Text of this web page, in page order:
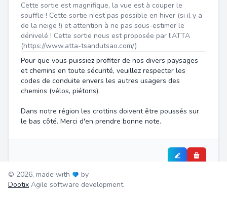
Cette sortie est magnifique, la vue est à couper le
souffle ! Cette sortie n'est pas possible en hiver (si il y a
de la neige !) et attention à ne pas sous-estimer le
dénivelé ! Cette sortie nous est proposée par l'ATTA
(https://www.atta-tsandutsao.com/)
Pour que vous puissiez profiter de nos divers paysages
et chemins en toute sécurité, veuillez respecter les
codes de conduite envers les autres usagers des
chemins (vélos, piétons).
Dans notre région les crottins doivent être poussés sur
le bas côté. Merci d'en prendre bonne note.
© 2026, made with
by
Dootix Agile software development.